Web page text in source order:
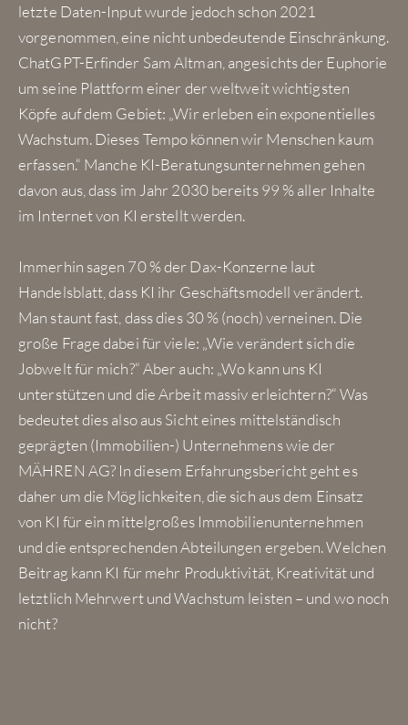
letzte Daten-Input wurde jedoch schon 2021
vorgenommen, eine nicht unbedeutende Einschränkung.
ChatGPT-Erfinder Sam Altman, angesichts der Euphorie
um seine Plattform einer der weltweit wichtigsten
Köpfe auf dem Gebiet: „Wir erleben ein exponentielles
Wachstum. Dieses Tempo können wir Menschen kaum
erfassen.“ Manche KI-Beratungsunternehmen gehen
davon aus, dass im Jahr 2030 bereits 99 % aller Inhalte
im Internet von KI erstellt werden.
Immerhin sagen 70 % der Dax-Konzerne laut
Handelsblatt, dass KI ihr Geschäftsmodell verändert.
Man staunt fast, dass dies 30 % (noch) verneinen. Die
große Frage dabei für viele: „Wie verändert sich die
Jobwelt für mich?“ Aber auch: „Wo kann uns KI
unterstützen und die Arbeit massiv erleichtern?“ Was
bedeutet dies also aus Sicht eines mittelständisch
geprägten (Immobilien-) Unternehmens wie der
MÄHREN AG? In diesem Erfahrungsbericht geht es
daher um die Möglichkeiten, die sich aus dem Einsatz
von KI für ein mittelgroßes Immobilienunternehmen
und die entsprechenden Abteilungen ergeben. Welchen
Beitrag kann KI für mehr Produktivität, Kreativität und
letztlich Mehrwert und Wachstum leisten – und wo noch
nicht?